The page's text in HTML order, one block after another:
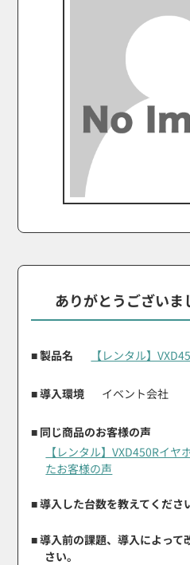
ありがとうございま
■ 製品名 【レンタル】
■ 導入環境 イベント会社
■ 同じ商品のお客様の声
【レンタル】VXD450Rイ
たお客様の声
■ 導入した台数を教えてくださ
■ 導入前の課題、導入によっ
さい。